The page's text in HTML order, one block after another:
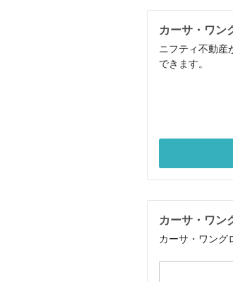
カーサ・ワン
ニフティ不動産
できます。
カーサ・ワン
カーサ・ワング